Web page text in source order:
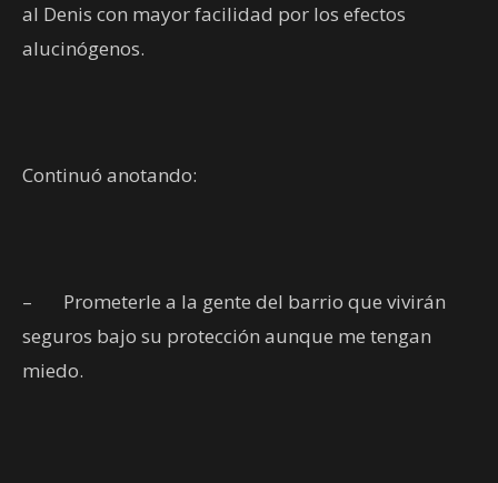
al Denis con mayor facilidad por los efectos
alucinógenos.
Continuó anotando:
–
Prometerle a la gente del barrio que vivirán
seguros bajo su protección aunque me tengan
miedo.